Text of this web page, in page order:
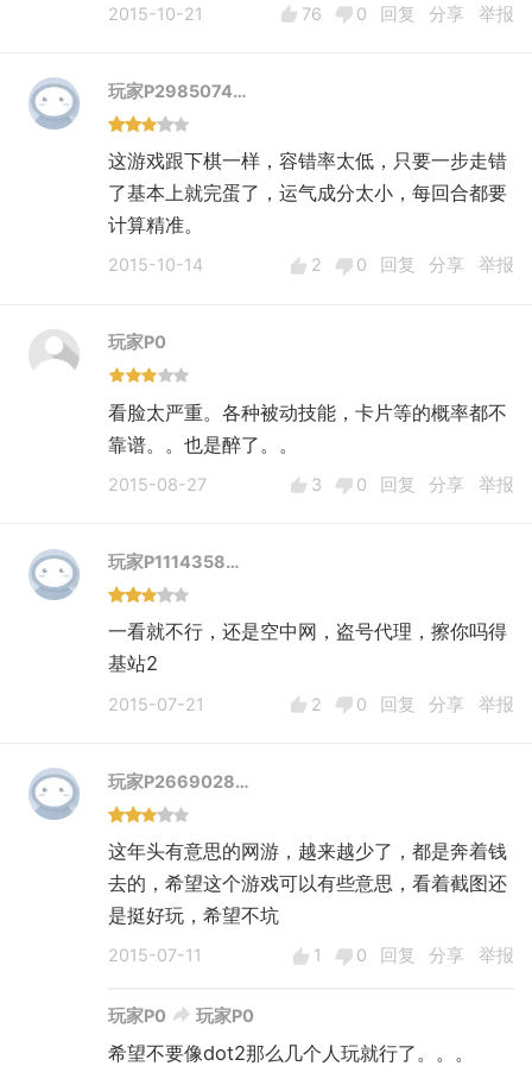
2015-10-21 76 0 回复 分享 举报
玩家P2985074…
这游戏跟下棋一样，容错率太低，只要一步走错
了基本上就完蛋了，运气成分太小，每回合都要
计算精准。
2015-10-14 2 0 回复 分享 举报
玩家P0
看脸太严重。各种被动技能，卡片等的概率都不
靠谱。。也是醉了。。
2015-08-27 3 0 回复 分享 举报
玩家P1114358…
一看就不行，还是空中网，盗号代理，擦你吗得
基站2
2015-07-21 2 0 回复 分享 举报
玩家P2669028…
这年头有意思的网游，越来越少了，都是奔着钱
去的，希望这个游戏可以有些意思，看着截图还
是挺好玩，希望不坑
2015-07-11 1 0 回复 分享 举报
玩家P0 玩家P0
希望不要像dot2那么几个人玩就行了。。。